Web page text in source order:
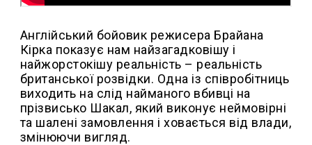
Англійський бойовик режисера Брайана
Кірка показує нам найзагадковішу і
найжорстокішу реальність – реальність
британської розвідки. Одна із співробітниць
виходить на слід найманого вбивці на
прізвисько Шакал, який виконує неймовірні
та шалені замовлення і ховається від влади,
змінюючи вигляд.